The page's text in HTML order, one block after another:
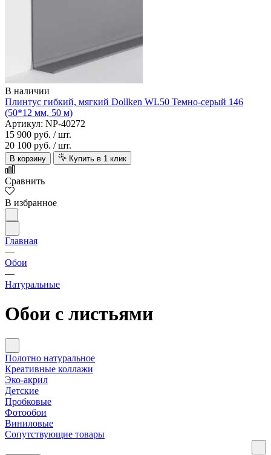
В наличии
Плинтус гибкий, мягкий Dollken WL50 Темно-серый 146
(50*12 мм, 50 м)
Артикул: NP-40272
15 900 руб. / шт.
20 100 руб. / шт.
В корзину Купить в 1 клик
Сравнить
В избранное
Главная
—
Обои
—
Натуральные
Обои с листьями
Полотно натуральное
Креативные коллажи
Эко-акрил
Детские
Пробковые
Фотообои
Виниловые
Сопутствующие товары